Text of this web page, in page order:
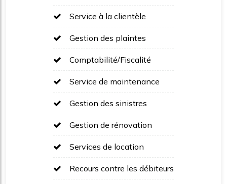
Service à la clientèle
Gestion des plaintes
Comptabilité/Fiscalité
Service de maintenance
Gestion des sinistres
Gestion de rénovation
Services de location
Recours contre les débiteurs